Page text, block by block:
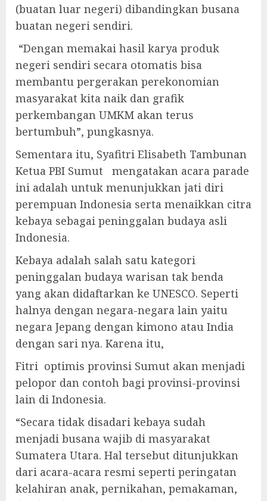
(buatan luar negeri) dibandingkan busana
buatan negeri sendiri.
“Dengan memakai hasil karya produk
negeri sendiri secara otomatis bisa
membantu pergerakan perekonomian
masyarakat kita naik dan grafik
perkembangan UMKM akan terus
bertumbuh”, pungkasnya.
Sementara itu, Syafitri Elisabeth Tambunan
Ketua PBI Sumut mengatakan acara parade
ini adalah untuk menunjukkan jati diri
perempuan Indonesia serta menaikkan citra
kebaya sebagai peninggalan budaya asli
Indonesia.
Kebaya adalah salah satu kategori
peninggalan budaya warisan tak benda
yang akan didaftarkan ke UNESCO. Seperti
halnya dengan negara-negara lain yaitu
negara Jepang dengan kimono atau India
dengan sari nya. Karena itu,
Fitri optimis provinsi Sumut akan menjadi
pelopor dan contoh bagi provinsi-provinsi
lain di Indonesia.
“Secara tidak disadari kebaya sudah
menjadi busana wajib di masyarakat
Sumatera Utara. Hal tersebut ditunjukkan
dari acara-acara resmi seperti peringatan
kelahiran anak, pernikahan, pemakaman,